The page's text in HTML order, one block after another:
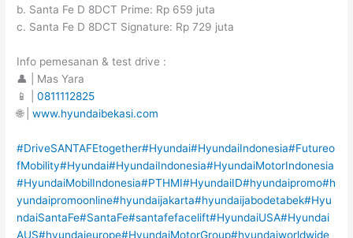
b. Santa Fe D 8DCT Prime: Rp 659 juta
c. Santa Fe D 8DCT Signature: Rp 729 juta
Info pemesanan & test drive :
👤 | Mas Yara
📱 |0811112825
🌐 |www.hyundaibekasi.com
#DriveSANTAFEtogether#Hyundai#HyundaiIndonesia#Futureo
fMobility#Hyundai#HyundaiIndonesia#HyundaiMotorIndonesia
#HyundaiMobilIndonesia#PTHMI#HyundaiID#hyundaipromo#h
yundaipromoonline#hyundaijakarta#hyundaijabodetabek#Hyu
ndaiSantaFe#SantaFe#santafefacelift#HyundaiUSA#Hyundai
AUS#hyundaieurope#HyundaiMotorGroup#hyundaiworldwide